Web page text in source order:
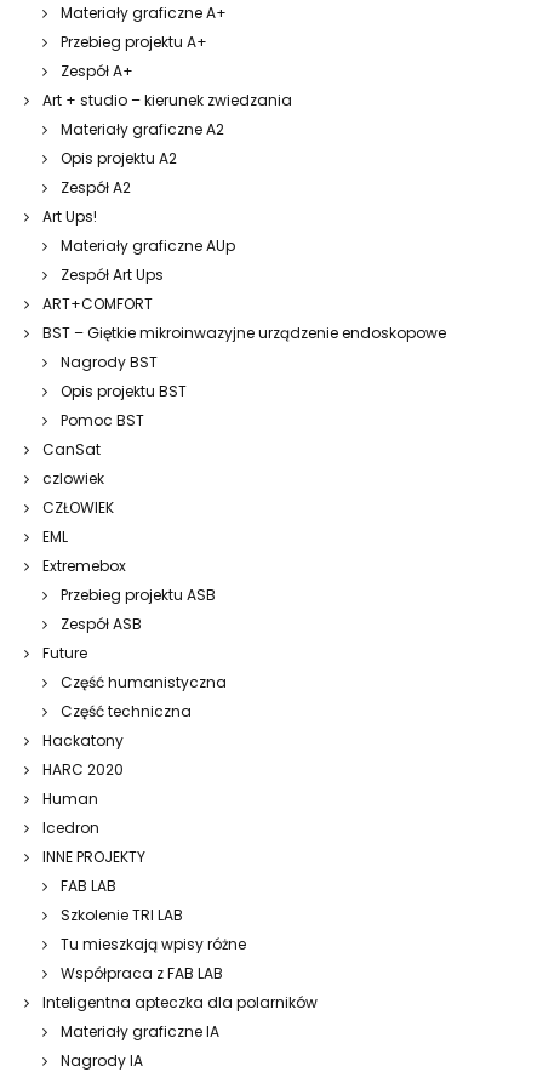
Materiały graficzne A+
Przebieg projektu A+
Zespół A+
Art + studio – kierunek zwiedzania
Materiały graficzne A2
Opis projektu A2
Zespół A2
Art Ups!
Materiały graficzne AUp
Zespół Art Ups
ART+COMFORT
BST – Giętkie mikroinwazyjne urządzenie endoskopowe
Nagrody BST
Opis projektu BST
Pomoc BST
CanSat
czlowiek
CZŁOWIEK
EML
Extremebox
Przebieg projektu ASB
Zespół ASB
Future
Część humanistyczna
Część techniczna
Hackatony
HARC 2020
Human
Icedron
INNE PROJEKTY
FAB LAB
Szkolenie TRI LAB
Tu mieszkają wpisy różne
Współpraca z FAB LAB
Inteligentna apteczka dla polarników
Materiały graficzne IA
Nagrody IA